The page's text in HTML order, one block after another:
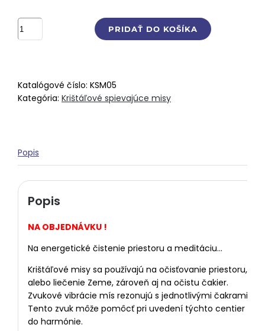
množstvo
Krištáľová
tón
A
(25
cm)
PRIDAŤ DO KOŠÍKA
Katalógové číslo: KSM05
Kategória: Krištáľové spievajúce misy
Popis
Popis
NA OBJEDNÁVKU !
Na energetické čistenie priestoru a meditáciu…
Krištáľové misy sa používajú na očisťovanie priestoru,
alebo liečenie Zeme, zároveň aj na očistu čakier.
Zvukové vibrácie mís rezonujú s jednotlivými čakrami.
Tento zvuk môže pomôcť pri uvedení týchto centier
do harmónie.